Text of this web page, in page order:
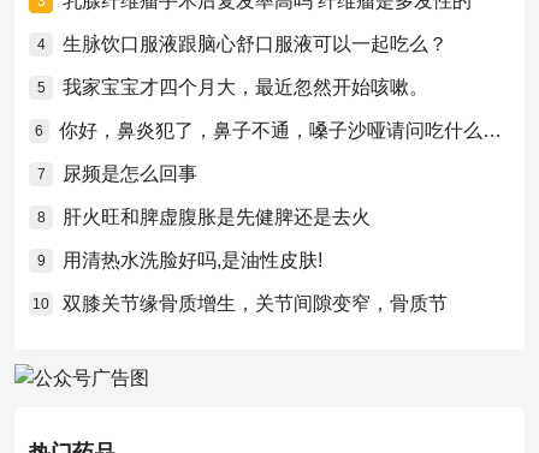
4 生脉饮口服液跟脑心舒口服液可以一起吃么？
5 我家宝宝才四个月大，最近忽然开始咳嗽。
6 你好，鼻炎犯了，鼻子不通，嗓子沙哑请问吃什么药比较好？
7 尿频是怎么回事
8 肝火旺和脾虚腹胀是先健脾还是去火
9 用清热水洗脸好吗,是油性皮肤!
10 双膝关节缘骨质增生，关节间隙变窄，骨质节